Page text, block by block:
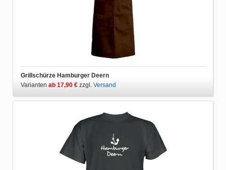
Grillschürze Hamburger Deern
Varianten ab 17,90 € zzgl. Versand